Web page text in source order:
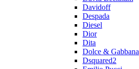
Davidoff
Despada
Diesel
Dior
Dita
Dolce & Gabbana
Dsquared2